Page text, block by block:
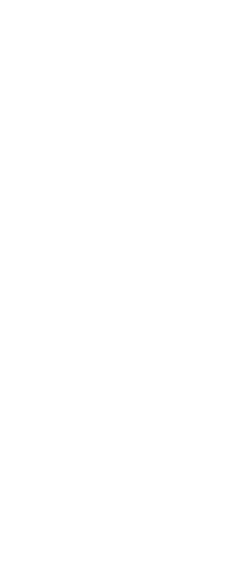
mit
einer Person, die
Zuverlässigkeit:
Zuverlässigkeit kann
anfordern.
Aufwand
innerhalb von drei